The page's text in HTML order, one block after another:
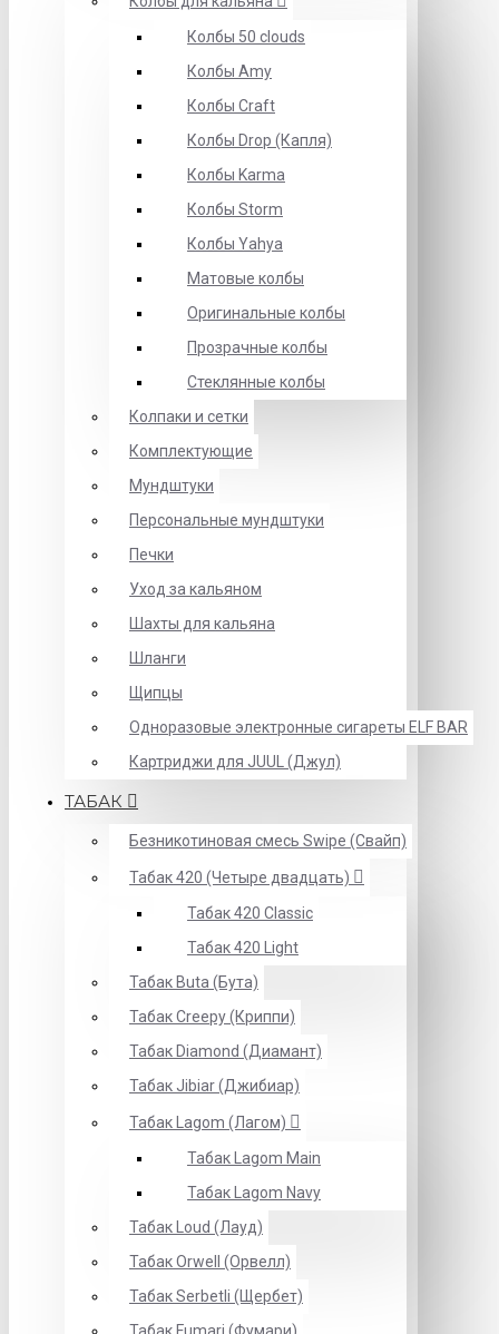
Колбы 50 clouds
Колбы Amy
Колбы Craft
Колбы Drop (Капля)
Колбы Karma
Колбы Storm
Колбы Yahya
Матовые колбы
Оригинальные колбы
Прозрачные колбы
Стеклянные колбы
Колпаки и сетки
Комплектующие
Мундштуки
Персональные мундштуки
Печки
Уход за кальяном
Шахты для кальяна
Шланги
Щипцы
Одноразовые электронные сигареты ELF BAR
Картриджи для JUUL (Джул)
ТАБАК
Безникотиновая смесь Swipe (Свайп)
Табак 420 (Четыре двадцать)
Табак 420 Classic
Табак 420 Light
Табак Buta (Бута)
Табак Creepy (Криппи)
Табак Diamond (Диамант)
Табак Jibiar (Джибиар)
Табак Lagom (Лагом)
Табак Lagom Main
Табак Lagom Navy
Табак Loud (Лауд)
Табак Orwell (Орвелл)
Табак Serbetli (Щербет)